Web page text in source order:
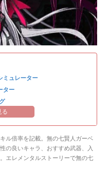
ミュレーター
ター
る
ル倍率を記載。無の七賢人ガーベ
の良いキャラ、おすすめ武器、入
エレメンタルストーリーで無の七